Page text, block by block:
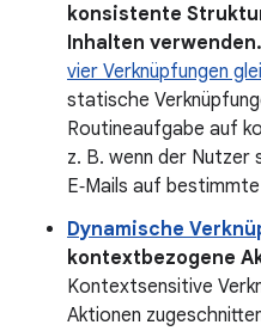
konsistente
Inhalten verwenden.
vier Verknüpfungen
statische
Routineaufgabe auf
z. B. wenn der Nutzer
E‑Mails auf
Dynamische
kontextbezogene
Kontextsensitive
Aktionen